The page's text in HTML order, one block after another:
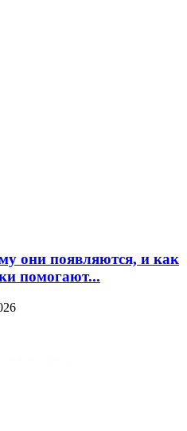
они появляются, и как
помогают...